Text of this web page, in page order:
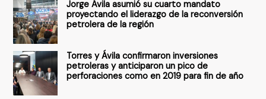
:
Jorge Ávila asumió su cuarto mandato
proyectando el liderazgo de la reconversión
petrolera de la región
Torres y Ávila confirmaron inversiones
petroleras y anticiparon un pico de
perforaciones como en 2019 para fin de año